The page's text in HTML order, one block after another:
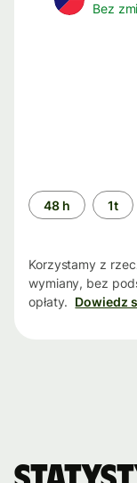
Bez
Przedział
czasu
48 h 1t
Korzystamy z
wymiany, bez
opłaty. Dowiedz